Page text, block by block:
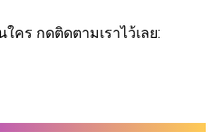
ร กดติดตามเราไว้เลย: